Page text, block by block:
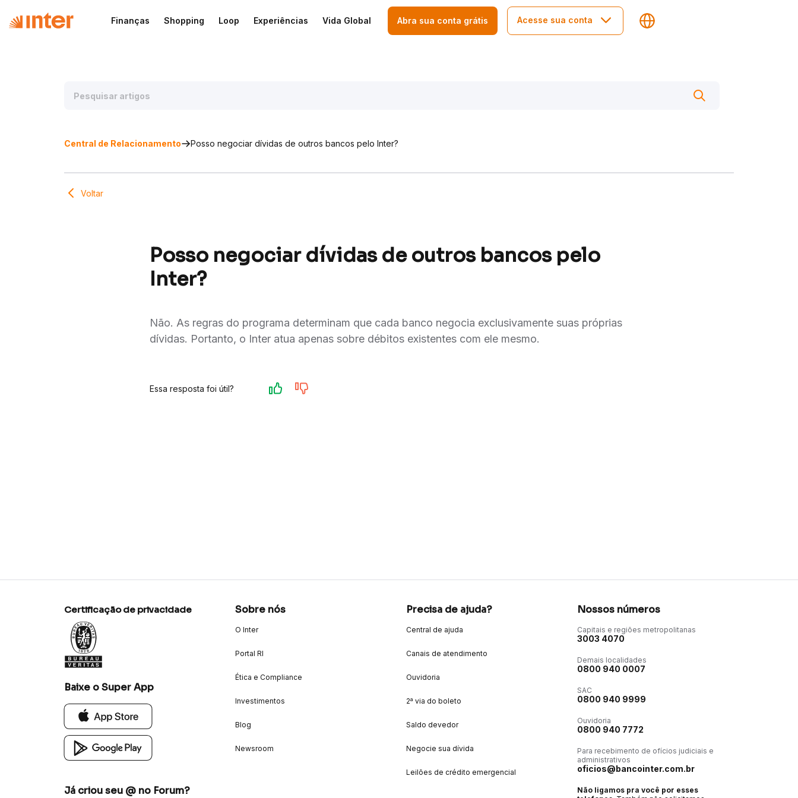
Finanças Shopping Loop Experiências Vida Global Abra sua conta grátis Acesse sua conta
Central de Relacionamento Posso negociar dívidas de outros bancos pelo Inter?
Voltar
Posso negociar dívidas de outros bancos pelo
Inter?
Não. As regras do programa determinam que cada banco negocia exclusivamente suas próprias
dívidas. Portanto, o Inter atua apenas sobre débitos existentes com ele mesmo.
Essa resposta foi útil?
Certificação de privacidade
Baixe o Super App
Já criou seu @ no Forum?
Sobre nós
O Inter
Portal RI
Ética e Compliance
Investimentos
Blog
Newsroom
Precisa de ajuda?
Central de ajuda
Canais de atendimento
Ouvidoria
2ª via do boleto
Saldo devedor
Negocie sua dívida
Leilões de crédito emergencial
Nossos números
Capitais e regiões metropolitanas
3003 4070
Demais localidades
0800 940 0007
SAC
0800 940 9999
Ouvidoria
0800 940 7772
Para recebimento de ofícios judiciais e
administrativos
oficios@bancointer.com.br
Não ligamos pra você por esses